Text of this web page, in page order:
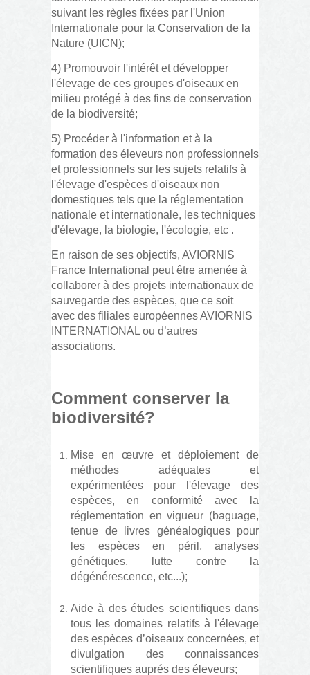
suivant les règles fixées par l'Union
Internationale pour la Conservation de la
Nature (UICN);
4) Promouvoir l'intérêt et développer
l'élevage de ces groupes d'oiseaux en
milieu protégé à des fins de conservation
de la biodiversité;
5) Procéder à l'information et à la
formation des éleveurs non professionnels
et professionnels sur les sujets relatifs à
l'élevage d'espèces d'oiseaux non
domestiques tels que la réglementation
nationale et internationale, les techniques
d'élevage, la biologie, l'écologie, etc .
En raison de ses objectifs, AVIORNIS
France International peut être amenée à
collaborer à des projets internationaux de
sauvegarde des espèces, que ce soit
avec des filiales européennes AVIORNIS
INTERNATIONAL ou d’autres
associations.
Comment conserver la
biodiversité?
Mise en œuvre et déploiement de
méthodes adéquates et
expérimentées pour l'élevage des
espèces, en conformité avec la
réglementation en vigueur (baguage,
tenue de livres généalogiques pour
les espèces en péril, analyses
génétiques, lutte contre la
dégénérescence, etc...);
Aide à des études scientifiques dans
tous les domaines relatifs à l'élevage
des espèces d’oiseaux concernées, et
divulgation des connaissances
scientifiques auprés des éleveurs;